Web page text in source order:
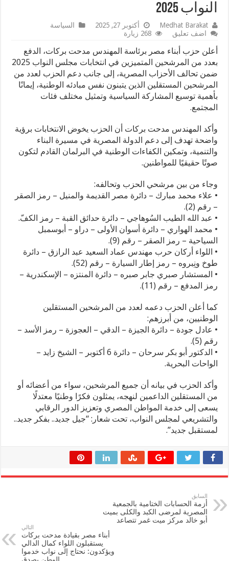
النواب 2025
Medhat Barakat أكتوبر 27, 2025
السياسة
اضف تعليق
268 زيارة
أعلن حزب أبناء مصر برئاسة المهندس مدحت بركات، الدفع
بعدد من المرشحين المتميزين في انتخابات مجلس النواب 2025
ضمن تحالف الأحزاب المصرية، إلى جانب دعم الحزب لعدد من
المرشحين المستقلين الذين يتبنون نفس مبادئه الوطنية، إيمانًا
بأهمية توسيع المشاركة السياسية وتمثيل مختلف فئات
المجتمع.
وأكد المهندس مدحت بركات أن الحزب يخوض الانتخابات برؤية
واضحة تهدف إلى دعم الدولة المصرية في مسيرة البناء
والتنمية، وتمكين الكفاءات الوطنية في البرلمان القادم لتكون
صوتًا حقيقيًا للمواطنين.
وجاء من بين مرشحي الحزب وتحالفه:
• علاء محمد مبارك – دائرة مصر القديمة والمنيل – رمز الصقر
– رقم (2).
• عبد الله الطيب السُوهاجي – دائرة حدائق القبة – رمز الكفّ.
• محمد الهواري – دائرة أسوان الأولى – دراو – أبوسمبل
السياحية – رمز الصقر – رقم (9).
• اللواء أركان حرب مهندس عماد السعيد عبد الرازق – دائرة
طوخ ونِبروه – رمز إطار السيارة – رقم (52).
• المستشار صبري جابر صبره – دائرة المنتزه – الإسكندرية –
رمز المدفع – رقم (11).
كما أعلن الحزب دعمه لعدد من المرشحين المستقلين
الوطنيين، من أبرزهم:
• عادل جودة – دائرة الجيزة – الدقي – العجوزة – رمز الأسد –
رقم (5).
• الدكتور أبو بكر سرحان – دائرة 6 أكتوبر – الشيخ زايد –
الواحات البحرية.
وأكد الحزب في بيانه أن جميع المرشحين، سواء من أعضائه أو
من المستقلين الداعمين لنهجه، يمثلون فكرًا وطنيًا معتدلًا
يسعى إلى خدمة المواطن المصري وتعزيز الدور الرقابي
والتشريعي لمجلس النواب، تحت شعار: “جيل جديد.. بفكر جديد..
لمستقبل جديد”.
السابق
أزمة الحسابات الختامية بالجمعية
المصرية لمرضى الكبد والكلى بميت
أبو خالد مركز ميت غمر تتصاعد
التالي
أبناء مصر بقيادة مدحت بركات
يستقبلون اللواء كمال الدالي
ويؤكدون: نحتاج إلى نواب خدموا
الوطن بصدق